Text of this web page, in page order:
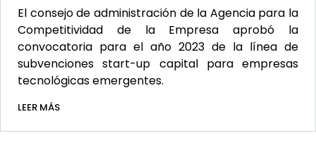
El consejo de administración de la Agencia para la
Competitividad de la Empresa aprobó la
convocatoria para el año 2023 de la línea de
subvenciones start-up capital para empresas
tecnológicas emergentes.
LEER MÁS